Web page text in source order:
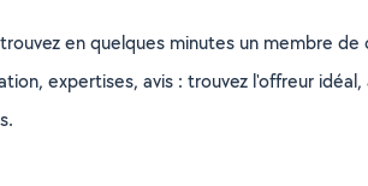
en quelques minutes un membre
expertises, avis : trouvez l'offreur